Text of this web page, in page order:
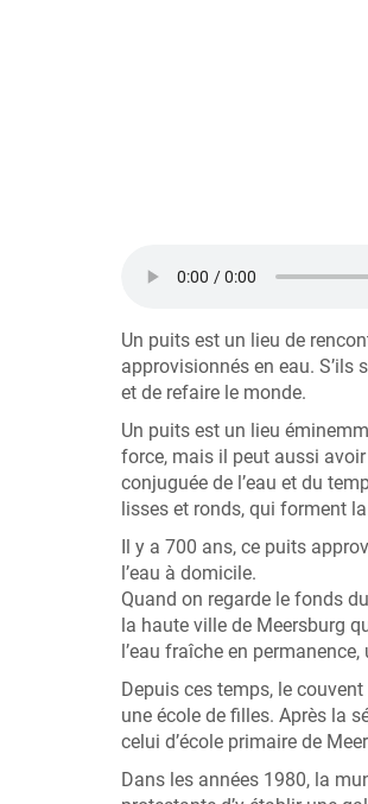
Un puits est un lieu de
approvisionnés en eau. S’ils
et de refaire le monde.
Un puits est un lieu
force, mais il peut aussi avoir
conjuguée de l’eau et du
lisses et ronds, qui forment
Il y a 700 ans, ce puits
l’eau à domicile.
Quand on regarde le fonds
la haute ville de Meersburg
l’eau fraîche en
Depuis ces temps, le
une école de filles. Après la
celui d’école primaire de
Dans les années 1980, la